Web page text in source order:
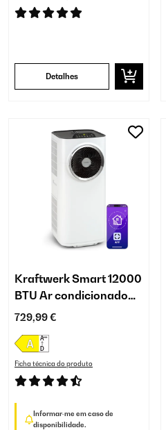
Detalhes
Kraftwerk Smart 12000
BTU Ar condicionado
portátil Branco
729,99 €
Ficha técnica do produto
Informar-me em caso de
disponibilidade.